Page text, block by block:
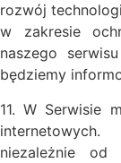
rozwój
w zakresie
naszego
będziemy
11. W Serwisie
niezależnie